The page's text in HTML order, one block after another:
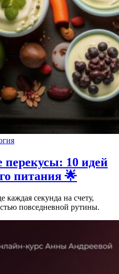
перекусы: 10 идей
питания 🌟
секунда на счету,
повседневной рутины.